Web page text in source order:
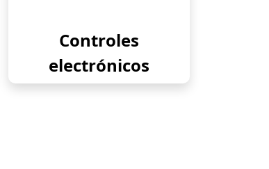
Controles
electrónicos